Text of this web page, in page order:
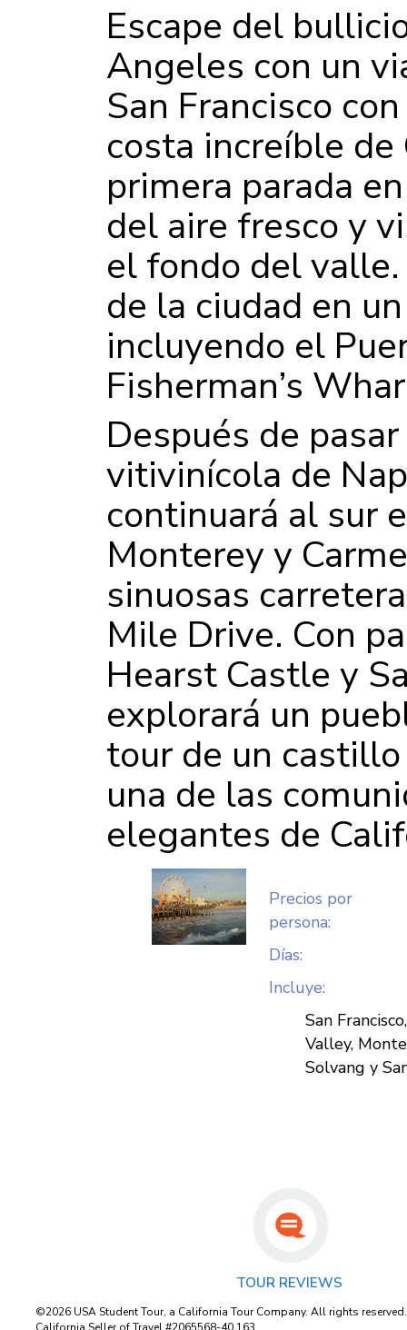
Escape del
Angeles con un
San Francisco
costa increíble
primera parada
del aire fresco y
el fondo del valle.
de la ciudad en
incluyendo el
Fisherman’s
Después de
vitivinícola de
continuará al sur
Monterey y
sinuosas
Mile Drive. Con
Hearst Castle y
explorará un
tour de un
una de las
elegantes de
Precios por
persona:
Días:
Incluye:
San
Valley,
Solvang y
TOUR REVIEWS
©2026 USA Student Tour, a California Tour Company. All rights reserved.